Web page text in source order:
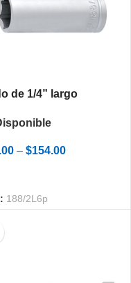
de 1/4” largo
– $154.00
188/2L6p